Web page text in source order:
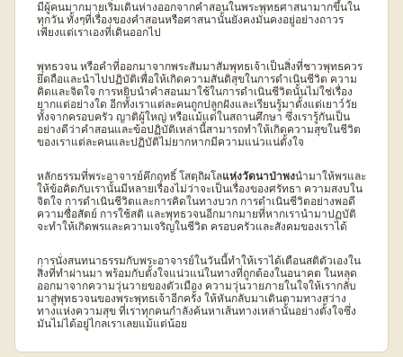
มีผู้คนมากมายเริ่มเดินห่างออกจากคำสอนในพระพุทธศาสนามากขึ้นใน
ทุกวัน ทั้งๆที่เรื่องของคำสอนหรือศาสนานั้นยังคงมั่นคงอยู่อย่างถาวร
เพียงแต่เราเองที่เดินออกไป
พุทธวจน หรือคำที่ออกมาจากพระสัมมาสัมพุทธเจ้าเป็นสิ่งที่ชาวพุทธควร
ยึดถือและนำไปปฏิบัติเพื่อให้เกิดความสันติสุขในการดำเนินชีวิต ความ
คิดและจิตใจ การหยิบนำคำสอนมาใช้ในการดำเนินชีวิตนั้นไม่ใช่เรื่อง
ยากแต่อย่างใด อีกทั้งเราแต่ละคนถูกปลูกฝังและเรียนรู้มาตั้งแต่เยาว์วัย
ทั้งจากครอบครัว ญาติผู้ใหญ่ หรือแม้แต่ในสถานศึกษา ซึ่งเรารู้กันเป็น
อย่างดีว่าคำสอนและข้อปฏิบัติเหล่านี้สามารถทำให้เกิดความสุขในชีวิต
ของเราแต่ละคนและปฏิบัติไม่ยากหากมีความแน่วแน่ตั้งใจ
หลักธรรมที่พระอาจารย์คึกฤทธิ์ โสตฺถิผโลแห่งวัดนาป่าพงนำมาให้พรและ
ให้ข้อคิดกับเรานั้นมีหลายเรื่องไม่ว่าจะเป็นเรื่องของศรัทธา ความสงบใน
จิตใจ การดำเนินชีวิตและการคิดในทางบวก การดำเนินชีวิตอย่างพอดี
ความซื่อสัตย์ การใช้สติ และพุทธวจนอีกมากมายที่หากเรานำมาปฏบัติ
จะทำให้เกิดพรและความเจริญในชีวิต ครอบครัวและสังคมของเราได้
การนั่งสนทนาธรรมกับพระอาจารย์ในวันนี้ทำให้เราได้เตือนสติตัวเองใน
สิ่งที่ทำผ่านมา พร้อมกับตั้งใจแน่วแน่ในทางที่ถูกต้องในอนาคต ในหลุด
ออกมาจากความวุ่นวายของตัวเมือง ความวุ่นวายภายในใจให้เรากลับ
มาสู่พุทธวจนของพระพุทธเจ้าอีกครั้ง ให้หันกลับมาเดินตามทางสว่าง
ทางแห่งความสุข ที่เราทุกคนกำลังค้นหาเส้นทางเหล่านั้นอย่างตั้งใจซึ่ง
มันไม่ได้อยู่ไกลเราเลยแม้แต่น้อย